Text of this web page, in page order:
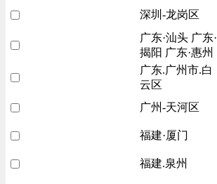
深圳-龙岗区
广东·汕头 广东·
揭阳 广东·惠州
广东.广州市.白
云区
广州-天河区
福建·厦门
福建.泉州